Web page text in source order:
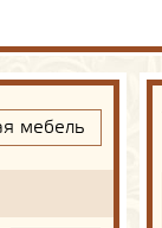
мебель